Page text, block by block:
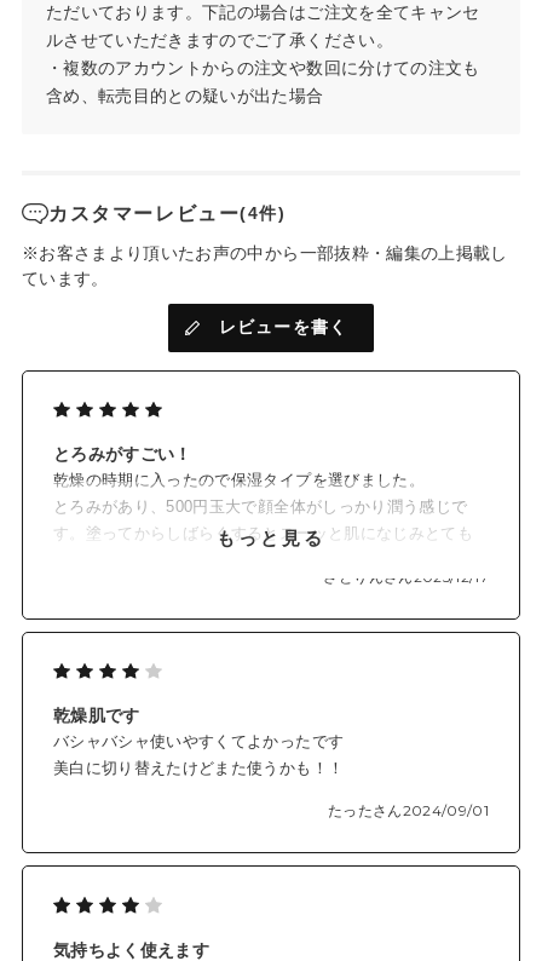
ただいております。下記の場合はご注文を全てキャンセ
ルさせていただきますのでご了承ください。
・複数のアカウントからの注文や数回に分けての注文も
含め、転売目的との疑いが出た場合
カスタマーレビュー(4件)
※お客さまより頂いたお声の中から一部抜粋・編集の上掲載し
ています。
レビューを書く
とろみがすごい！
乾燥の時期に入ったので保湿タイプを選びました。
とろみがあり、500円玉大で顔全体がしっかり潤う感じで
す。塗ってからしばらくするとスーッと肌になじみとても
もっと見る
さとりんさん2025/12/17
乾燥肌です
バシャバシャ使いやすくてよかったです
美白に切り替えたけどまた使うかも！！
たったさん2024/09/01
気持ちよく使えます